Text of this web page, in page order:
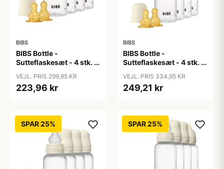
BIBS
BIBS Bottle -
Sutteflaskesæt - 4 stk. -
150ml - Ivory
VEJL. PRIS 299,95 KR
223,96 kr
BIBS
BIBS Bottle -
Sutteflaskesæt - 4 stk. -
270ml - Ivory
VEJL. PRIS 334,95 KR
249,21 kr
SPAR 25% SPAR 25%